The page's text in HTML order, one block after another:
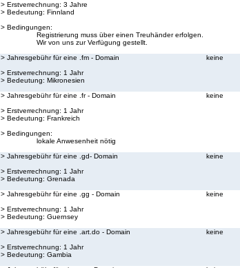
> Erstverrechnung: 3 Jahre
> Bedeutung: Finnland
> Bedingungen:
Registrierung muss über einen Treuhänder erfolgen.
Wir von uns zur Verfügung gestellt.
> Jahresgebühr für eine .fm - Domain
> Erstverrechnung: 1 Jahr
> Bedeutung: Mikronesien
keine
> Jahresgebühr für eine .fr - Domain
> Erstverrechnung: 1 Jahr
> Bedeutung: Frankreich
> Bedingungen:
lokale Anwesenheit nötig
keine
> Jahresgebühr für eine .gd- Domain
> Erstverrechnung: 1 Jahr
> Bedeutung: Grenada
keine
> Jahresgebühr für eine .gg - Domain
> Erstverrechnung: 1 Jahr
> Bedeutung: Guernsey
keine
> Jahresgebühr für eine .art.do - Domain
> Erstverrechnung: 1 Jahr
> Bedeutung: Gambia
keine